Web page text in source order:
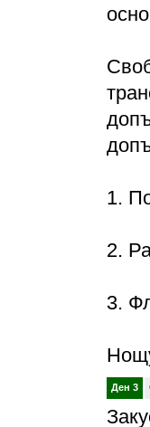
1.
2.
3.
Ден 3